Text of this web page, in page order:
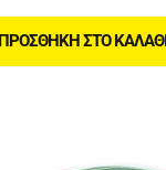
ΠΡΟΣΘΉΚΗ ΣΤΟ ΚΑΛΆΘΙ